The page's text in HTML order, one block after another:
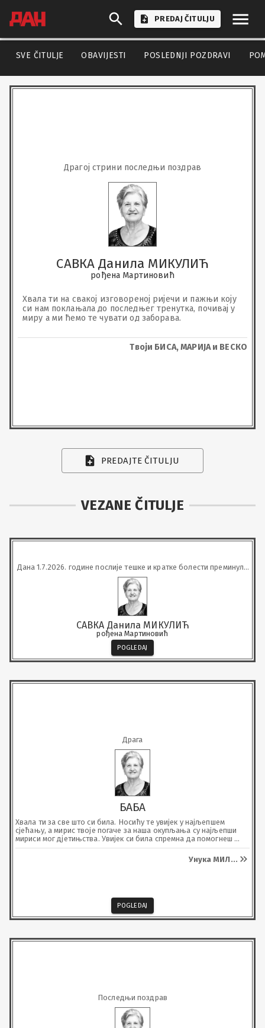
PREDAJ ČITULJU
SVE ČITULJE OBAVIJESTI POSLEDNJI POZDRAVI
Драгој стрини последњи поздрав
САВКА Данила МИКУЛИЋ
рођена Мартиновић
Хвала ти на свакој изговореној ријечи и пажњи коју
си нам поклањала до последњег тренутка, почивај у
миру а ми ћемо те чувати од заборава.
Твоји БИСА, МАРИЈА и ВЕСКО
PREDAJTE ČITULJU
VEZANE ČITULJE
Дана 1.7.2026. године послије тешке и кратке болeсти преминула
је у 80. години наша драга
САВКА Данила МИКУЛИЋ
рођена Мартиновић
POGLEDAJ
Драга
БАБА
Хвала ти за све што си била. Носићу те увијек у најљепшем
сјећању, а мирис твоје погаче за наша окупљања су најљепши
мириси мог д‌јетињства. Увијек си била спремна да помогнеш
свима, а сада и ти одмори.
Унука МИЛ ...
POGLEDAJ
Последњи поздрав